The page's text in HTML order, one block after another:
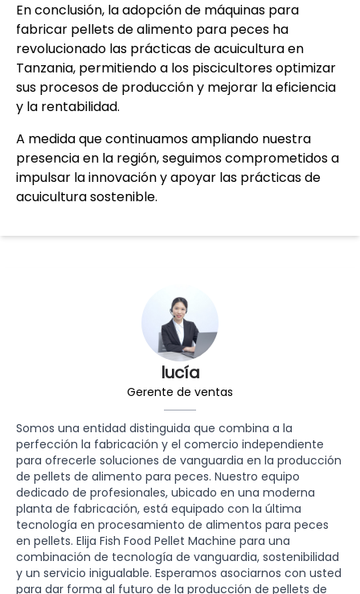
lucía
Gerente de ventas
Somos una entidad distinguida que combina a la
perfección la fabricación y el comercio independiente
para ofrecerle soluciones de vanguardia en la producción
de pellets de alimento para peces. Nuestro equipo
dedicado de profesionales, ubicado en una moderna
planta de fabricación, está equipado con la última
tecnología en procesamiento de alimentos para peces
en pellets. Elija Fish Food Pellet Machine para una
combinación de tecnología de vanguardia, sostenibilidad
y un servicio inigualable. Esperamos asociarnos con usted
para dar forma al futuro de la producción de pellets de
En conclusión, la adopción de máquinas para
fabricar pellets de alimento para peces ha
revolucionado las prácticas de acuicultura en
Tanzania, permitiendo a los piscicultores optimizar
sus procesos de producción y mejorar la eficiencia
y la rentabilidad.
A medida que continuamos ampliando nuestra
presencia en la región, seguimos comprometidos a
impulsar la innovación y apoyar las prácticas de
acuicultura sostenible.